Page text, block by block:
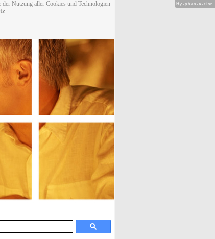
Nutzung aller Cookies und Technologien
Hy-phen-a-tion